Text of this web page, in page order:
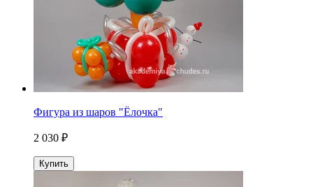
Фигура из шаров "Ёлочка"
2 030 ₽
Купить